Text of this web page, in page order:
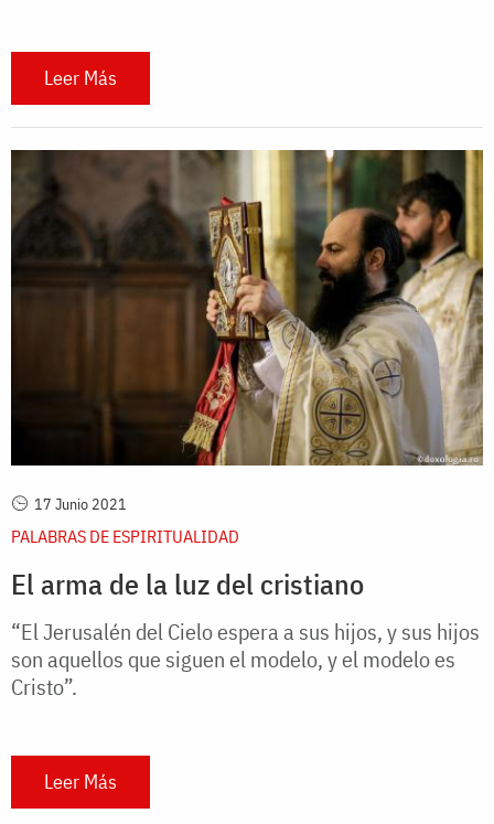
Leer Más
17 Junio 2021
PALABRAS DE ESPIRITUALIDAD
El arma de la luz del cristiano
“El Jerusalén del Cielo espera a sus hijos, y sus hijos
son aquellos que siguen el modelo, y el modelo es
Cristo”.
Leer Más